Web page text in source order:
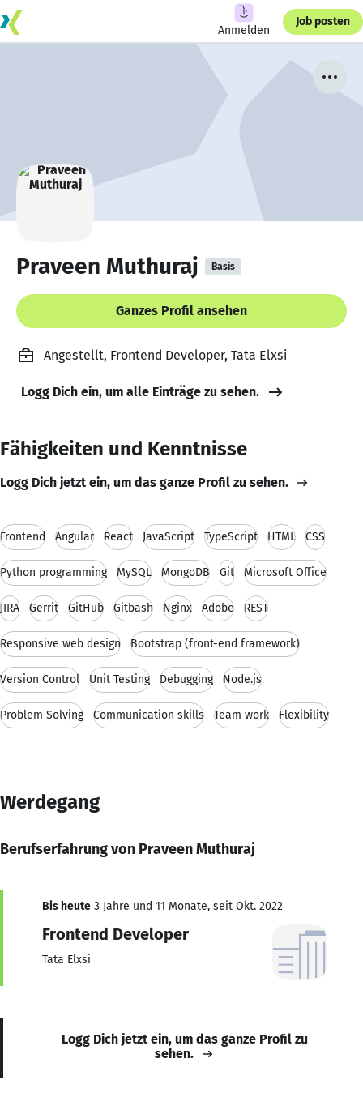
Anmelden
Job posten
Praveen Muthuraj Basis
Ganzes Profil ansehen
Angestellt, Frontend Developer, Tata Elxsi
Logg Dich ein, um alle Einträge zu sehen.
Fähigkeiten und Kenntnisse
Logg Dich jetzt ein, um das ganze Profil zu sehen.
Frontend Angular React JavaScript TypeScript HTML CSS
Python programming MySQL MongoDB Git Microsoft Office
JIRA Gerrit GitHub Gitbash Nginx Adobe REST
Responsive web design Bootstrap (front-end framework)
Version Control Unit Testing Debugging Node.js
Problem Solving Communication skills Team work Flexibility
Werdegang
Berufserfahrung von Praveen Muthuraj
Bis heute 3 Jahre und 11 Monate, seit Okt. 2022
Frontend Developer
Tata Elxsi
Logg Dich jetzt ein, um das ganze Profil zu
sehen.